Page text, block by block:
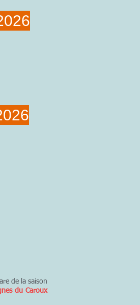
de la saison
du Caroux